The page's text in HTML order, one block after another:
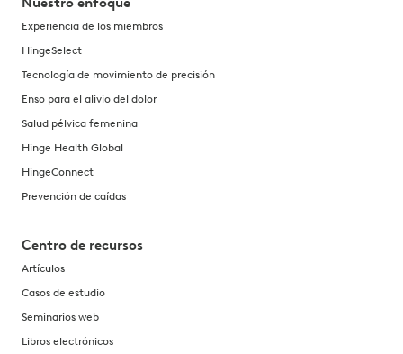
Experiencia de los miembros
HingeSelect
Tecnología de movimiento de precisión
Enso para el alivio del dolor
Salud pélvica femenina
Hinge Health Global
HingeConnect
Prevención de caídas
Centro de recursos
Artículos
Casos de estudio
Seminarios web
Libros electrónicos